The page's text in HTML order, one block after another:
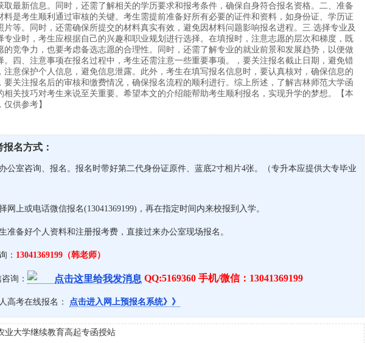
取最新信息。同时，还需了解相关的学历要求和报考条件，确保自身符合报名资格。二、准备
料是考生顺利通过审核的关键。考生需提前准备好所有必要的证件和资料，如身份证、学历证
片等。同时，还需确保所提交的材料真实有效，避免因材料问题影响报名进程。三.选择专业及
专业时，考生应根据自己的兴趣和职业规划进行选择。在填报时，注意志愿的层次和梯度，既
的竞争力，也要考虑备选志愿的合理性。同时，还需了解专业的就业前景和发展趋势，以便做
。四、注意事项在报名过程中，考生还需注意一些重要事项。，要关注报名截止日期，避免错
注意保护个人信息，避免信息泄露。此外，考生在填写报名信息时，要认真核对，确保信息的
要关注报名后的审核和缴费情况，确保报名流程的顺利进行。综上所述，了解吉林师范大学函
相关技巧对考生来说至关重要。希望本文的介绍能帮助考生顺利报名，实现升学的梦想。【本
供参考】
名方式：
公室咨询、报名。报名时带好第二代身份证原件、蓝底2寸相片4张。（专升本应提供大专毕业
网上或电话微信报名(13041369199)，再在指定时间内来校报到入学。
准备好个人资料和注册报考费，直接过来办公室现场报名。
： 13041369199（韩老师）
询： QQ:5169360 手机/微信：13041369199
高考在线报名： 点击进入网上预报名系统》》
业大学继续教育高起专函授站